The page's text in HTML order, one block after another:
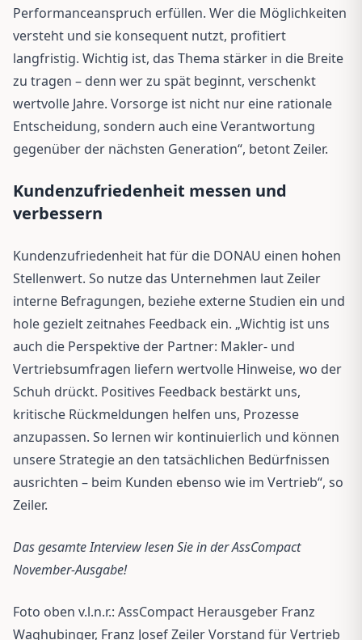
Performanceanspruch erfüllen. Wer die Möglichkeiten
versteht und sie konsequent nutzt, profitiert
langfristig. Wichtig ist, das Thema stärker in die Breite
zu tragen – denn wer zu spät beginnt, verschenkt
wertvolle Jahre. Vorsorge ist nicht nur eine rationale
Entscheidung, sondern auch eine Verantwortung
gegenüber der nächsten Generation“, betont Zeiler.
Kundenzufriedenheit messen und
verbessern
Kundenzufriedenheit hat für die DONAU einen hohen
Stellenwert. So nutze das Unternehmen laut Zeiler
interne Befragungen, beziehe externe Studien ein und
hole gezielt zeitnahes Feedback ein. „Wichtig ist uns
auch die Perspektive der Partner: Makler- und
Vertriebsumfragen liefern wertvolle Hinweise, wo der
Schuh drückt. Positives Feedback bestärkt uns,
kritische Rückmeldungen helfen uns, Prozesse
anzupassen. So lernen wir kontinuierlich und können
unsere Strategie an den tatsächlichen Bedürfnissen
ausrichten – beim Kunden ebenso wie im Vertrieb“, so
Zeiler.
Das gesamte Interview lesen Sie in der AssCompact
November-Ausgabe!
Foto oben v.l.n.r.: AssCompact Herausgeber Franz
Waghubinger, Franz Josef Zeiler Vorstand für Vertrieb